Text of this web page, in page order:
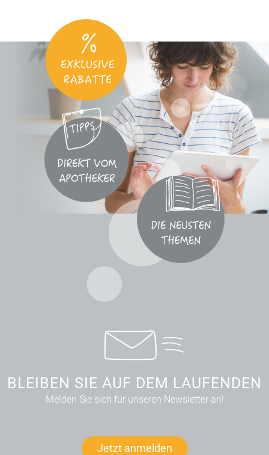
BLEIBEN SIE AUF DEM LAUFENDEN
Melden Sie sich für unseren Newsletter an!
Jetzt anmelden